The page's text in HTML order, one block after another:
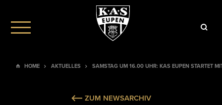
HOME AKTUELLES SAMSTAG UM 16.00 UHR: KAS EUPEN STARTET
ZUM NEWSARCHIV